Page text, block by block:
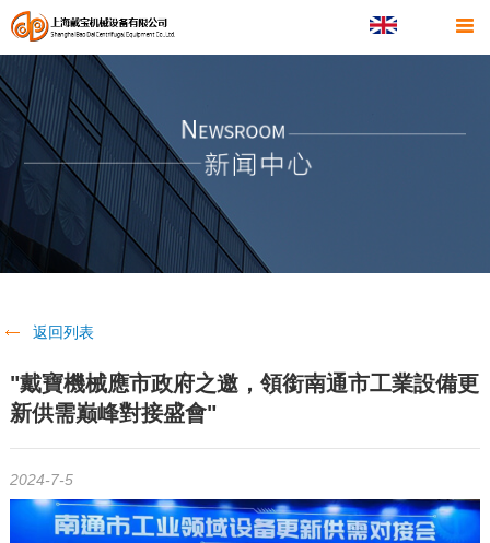
返回列表
"戴寶機械應市政府之邀，領銜南通市工業設備更
新供需巅峰對接盛會"
2024-7-5